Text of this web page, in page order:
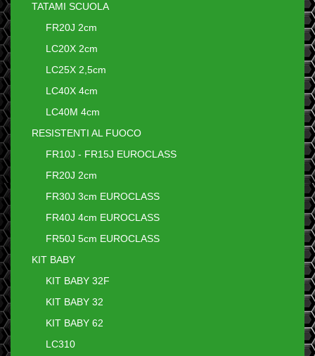
TATAMI SCUOLA
FR20J 2cm
LC20X 2cm
LC25X 2,5cm
LC40X 4cm
LC40M 4cm
RESISTENTI AL FUOCO
FR10J - FR15J EUROCLASS
FR20J 2cm
FR30J 3cm EUROCLASS
FR40J 4cm EUROCLASS
FR50J 5cm EUROCLASS
KIT BABY
KIT BABY 32F
KIT BABY 32
KIT BABY 62
LC310